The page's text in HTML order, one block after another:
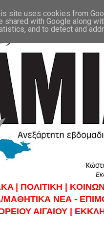
| ΠΟΛΙΤΙΚΗ |
ΜΑΘΗΤΙΚΑ ΝΕΑ -
ΑΙΓΑΙΟΥ |
site uses cookies from
shared with Google along
and to detect and